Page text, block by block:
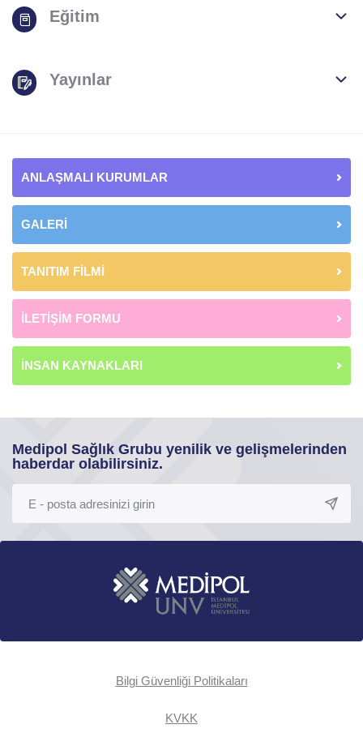
Eğitim
Yayınlar
ANLAŞMALI KURUMLAR
GALERİ
TANITIM FİLMİ
İLETİŞİM FORMU
İNSAN KAYNAKLARI
Medipol Sağlık Grubu yenilik ve gelişmelerinden
haberdar olabilirsiniz.
Bilgi Güvenliği Politikaları
KVKK